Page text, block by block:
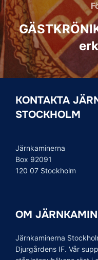
KONTAKTA
STOCKHOLM
Järnkaminerna
Box 92091
120 07 Stockholm
OM
Järnkaminerna
Djurgårdens IF. Vår